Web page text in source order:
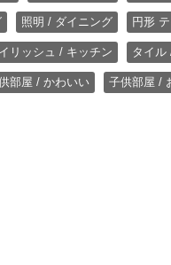
照明 / ダイニング 円形
リッシュ / キッチン タイル
部屋 / かわいい 子供部屋 /